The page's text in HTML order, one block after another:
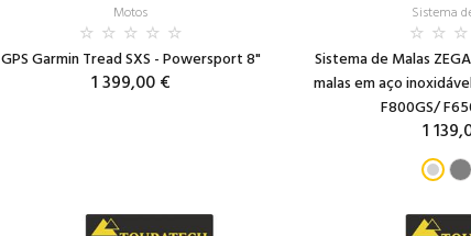
Motos
GPS Garmin Tread SXS - Powersport 8"
1 399,00 €
Sistema
Sistema de Malas
malas em aço
F800GS/
1